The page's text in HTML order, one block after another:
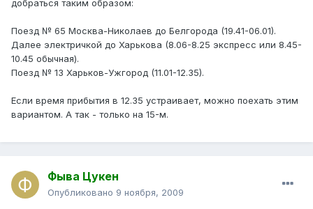
добраться таким образом:
Поезд № 65 Москва-Николаев до Белгорода (19.41-06.01).
Далее электричкой до Харькова (8.06-8.25 экспресс или 8.45-
10.45 обычная).
Поезд № 13 Харьков-Ужгород (11.01-12.35).
Если время прибытия в 12.35 устраивает, можно поехать этим
вариантом. А так - только на 15-м.
Фыва Цукен
Опубликовано 9 ноября, 2009